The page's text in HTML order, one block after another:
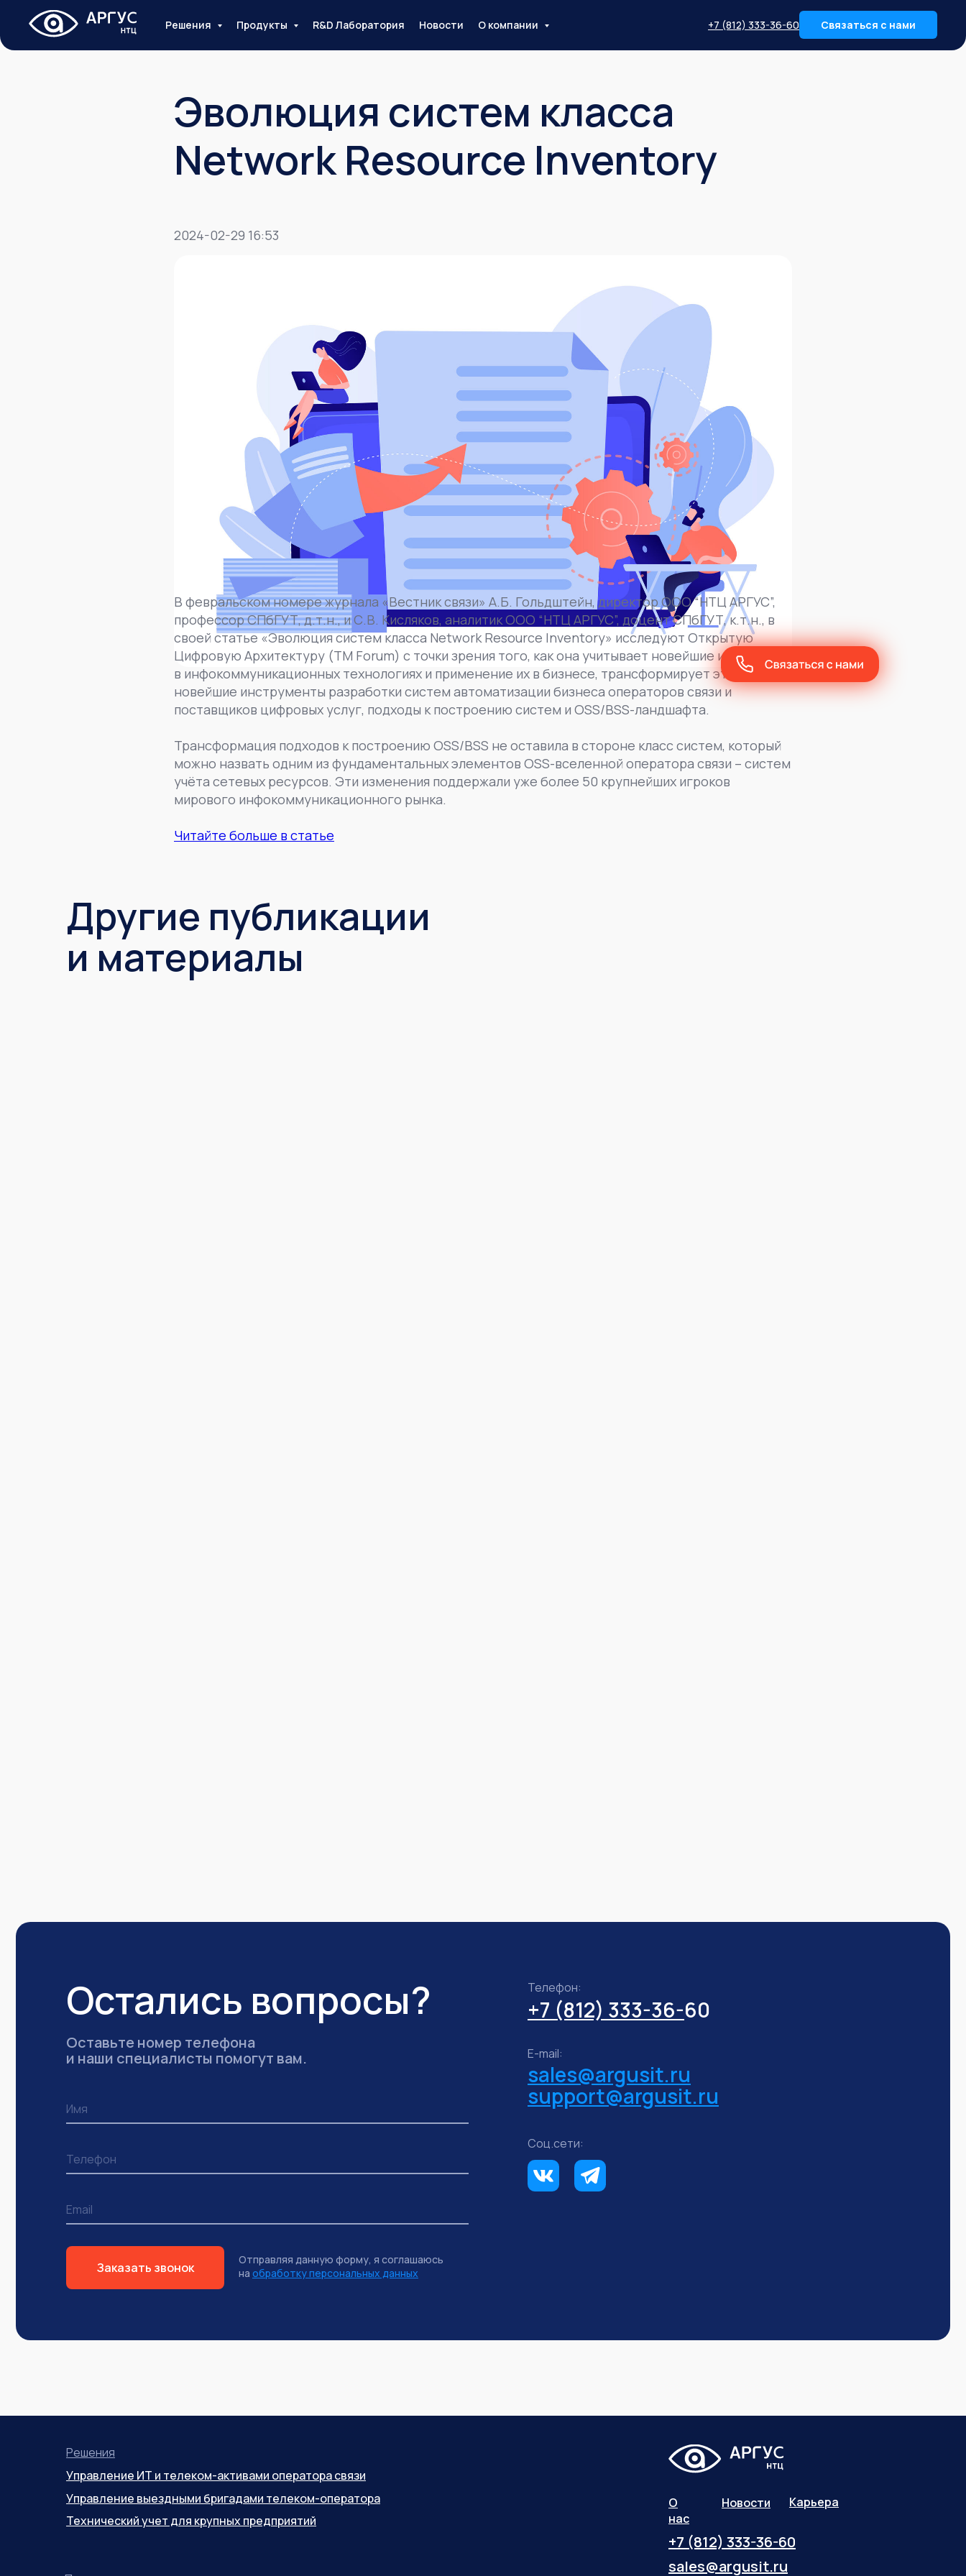
Решения Продукты R&D Лаборатория Новости О компании +7 (812) 333-36-60 Связаться с нами
Эволюция систем класса
Network Resource Inventory
2024-02-29 16:53
В февральском номере журнала «Вестник связи» А.Б. Гольдштейн, директор ООО “НТЦ АРГУС”,
профессор СПбГУТ, д.т.н., и С.В. Кисляков, аналитик ООО “НТЦ АРГУС”, доцент СПбГУТ, к.т.н., в
своей статье «Эволюция систем класса Network Resource Inventory» исследуют Открытую
Цифровую Архитектуру (TM Forum) с точки зрения того, как она учитывает новейшие изменения
в инфокоммуникационных технологиях и применение их в бизнесе, трансформирует эти знания в
новейшие инструменты разработки систем автоматизации бизнеса операторов связи и
поставщиков цифровых услуг, подходы к построению систем и OSS/BSS-ландшафта.
Трансформация подходов к построению OSS/BSS не оставила в стороне класс систем, который
можно назвать одним из фундаментальных элементов OSS-вселенной оператора связи – систем
учёта сетевых ресурсов. Эти изменения поддержали уже более 50 крупнейших игроков
мирового инфокоммуникационного рынка.
Читайте больше в статье
Другие публикации
и материалы
Остались вопросы?
Оставьте номер телефона
и наши специалисты помогут вам.
Заказать звонок
+7 (812) 333-36-60
Телефон:
E-mail:
Соц.сети:
support@argusit.ru
sales@argusit.ru
Отправляя данную форму, я соглашаюсь
на обработку персональных данных
Решения
Управление ИТ и телеком-активами оператора связи
О
нас
+7 (812) 333-36-60
sales@argusit.ru
Новости Карьера
Управление выездными бригадами телеком-оператора
Технический учет для крупных предприятий